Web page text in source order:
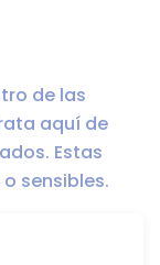
de las
aquí de
Estas
sensibles.